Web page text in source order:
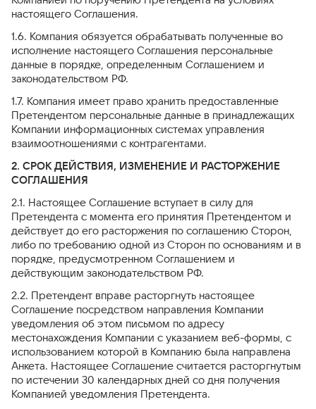
настоящего Соглашения.
1.6. Компания обязуется обрабатывать полученные во
исполнение настоящего Соглашения персональные
данные в порядке, определенным Соглашением и
законодательством РФ.
1.7. Компания имеет право хранить предоставленные
Претендентом персональные данные в принадлежащих
Компании информационных системах управления
взаимоотношениями с контрагентами.
2. СРОК ДЕЙСТВИЯ, ИЗМЕНЕНИЕ И РАСТОРЖЕНИЕ
СОГЛАШЕНИЯ
2.1. Настоящее Соглашение вступает в силу для
Претендента с момента его принятия Претендентом и
действует до его расторжения по соглашению Сторон,
либо по требованию одной из Сторон по основаниям и в
порядке, предусмотренном Соглашением и
действующим законодательством РФ.
2.2. Претендент вправе расторгнуть настоящее
Соглашение посредством направления Компании
уведомления об этом письмом по адресу
местонахождения Компании с указанием веб-формы, с
использованием которой в Компанию была направлена
Анкета. Настоящее Соглашение считается расторгнутым
по истечении 30 календарных дней со дня получения
Компанией уведомления Претендента.